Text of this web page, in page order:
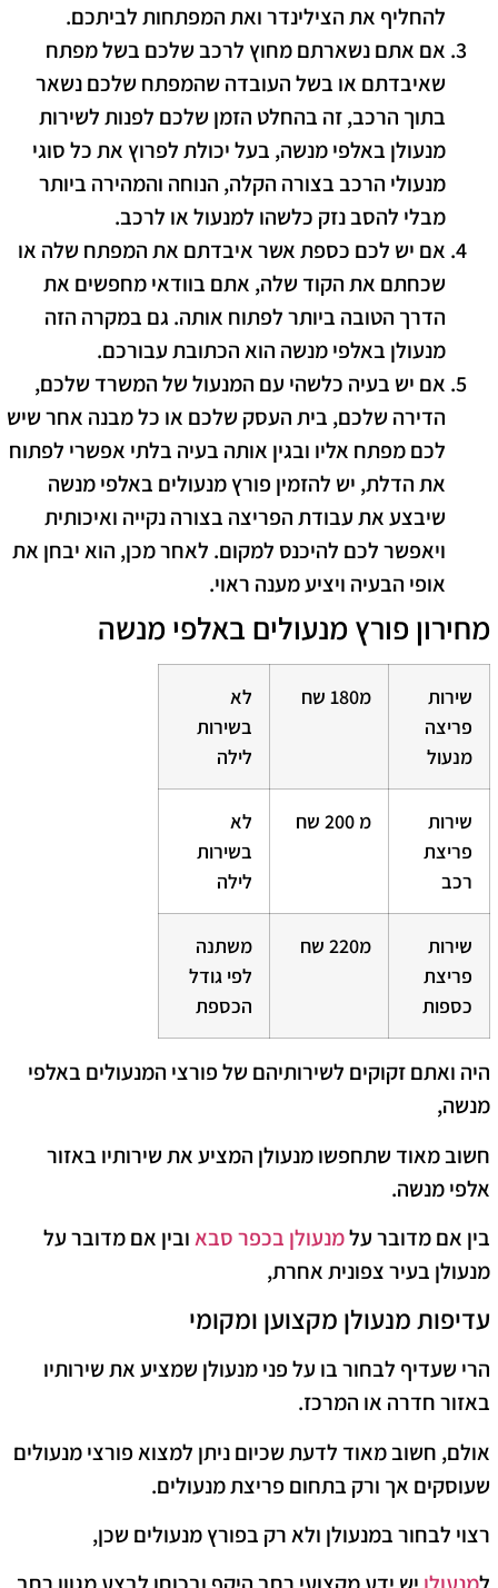
להחליף את הצילינדר ואת המפתחות לביתכם.
אם אתם נשארתם מחוץ לרכב שלכם בשל מפתח
שאיבדתם או בשל העובדה שהמפתח שלכם נשאר
בתוך הרכב, זה בהחלט הזמן שלכם לפנות לשירות
מנעולן באלפי מנשה, בעל יכולת לפרוץ את כל סוגי
מנעולי הרכב בצורה הקלה, הנוחה והמהירה ביותר
מבלי להסב נזק כלשהו למנעול או לרכב.
אם יש לכם כספת אשר איבדתם את המפתח שלה או
שכחתם את הקוד שלה, אתם בוודאי מחפשים את
הדרך הטובה ביותר לפתוח אותה. גם במקרה הזה
מנעולן באלפי מנשה הוא הכתובת עבורכם.
אם יש בעיה כלשהי עם המנעול של המשרד שלכם,
הדירה שלכם, בית העסק שלכם או כל מבנה אחר שיש
לכם מפתח אליו ובגין אותה בעיה בלתי אפשרי לפתוח
את הדלת, יש להזמין פורץ מנעולים באלפי מנשה
שיבצע את עבודת הפריצה בצורה נקייה ואיכותית
ויאפשר לכם להיכנס למקום. לאחר מכן, הוא יבחן את
אופי הבעיה ויציע מענה ראוי.
מחירון פורץ מנעולים באלפי מנשה
שירות
פריצה
מנעול
מ180 שח
לא
בשירות
לילה
שירות
פריצת
רכב
מ 200 שח
לא
בשירות
לילה
שירות
פריצת
כספות
מ220 שח
משתנה
לפי גודל
הכספת
היה ואתם זקוקים לשירותיהם של פורצי המנעולים באלפי
מנשה,
חשוב מאוד שתחפשו מנעולן המציע את שירותיו באזור
אלפי מנשה.
בין אם מדובר עלמנעולן בכפר סבאובין אם מדובר על
מנעולן בעיר צפונית אחרת,
עדיפות מנעולן מקצוען ומקומי
הרי שעדיף לבחור בו על פני מנעולן שמציע את שירותיו
באזור חדרה או המרכז.
אולם, חשוב מאוד לדעת שכיום ניתן למצוא פורצי מנעולים
שעוסקים אך ורק בתחום פריצת מנעולים.
רצוי לבחור במנעולן ולא רק בפורץ מנעולים שכן,